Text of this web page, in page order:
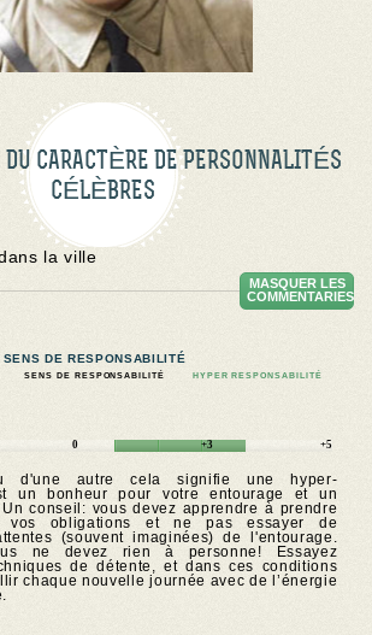
CARACTÈRE DE PERSONNALITÉS
CÉLÈBRES
la ville
MASQUER LES
COMMENTARIES
SENS DE RESPONSABILITÉ
SENS DE RESPONSABILITÉ HYPER RESPONSABILITÉ
0 +3 +5
d'une autre cela signifie une hyper-
un bonheur pour votre entourage et un
conseil: vous devez apprendre à prendre
vos obligations et ne pas essayer de
(souvent imaginées) de l'entourage.
ne devez rien à personne! Essayez
de détente, et dans ces conditions
chaque nouvelle journée avec de l’énergie